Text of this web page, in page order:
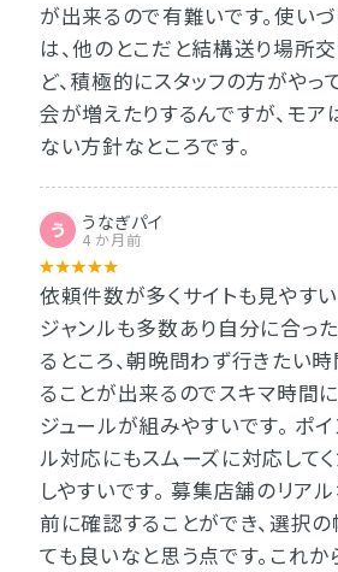
が出来るので有難いです。使い
は、他のとこだと結構送り場所
ど、積極的にスタッフの方がやっ
会が増えたりするんですが、モ
ない方針なところです。
う うなぎパイ
4 か月前
依頼件数が多くサイトも見やす
ジャンルも多数あり自分に合っ
るところ、朝晩問わず行きたい
ることが出来るのでスキマ時間
ジュールが組みやすいです。 ポ
ル対応にもスムーズに対応して
しやすいです。 募集店舗のリア
前に確認することができ、選択
ても良いなと思う点です。これか